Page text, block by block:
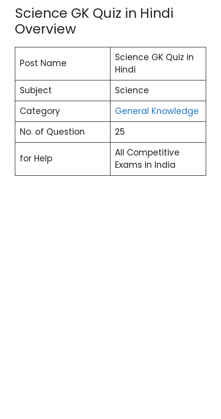
Science GK Quiz in Hindi
Overview
Post Name
Science GK Quiz in
Hindi
Subject
Science
Category
General Knowledge
No. of Question
25
for Help
All Competitive
Exams in India